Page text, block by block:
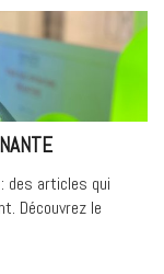
: des articles qui
Découvrez le
PORTRAIT